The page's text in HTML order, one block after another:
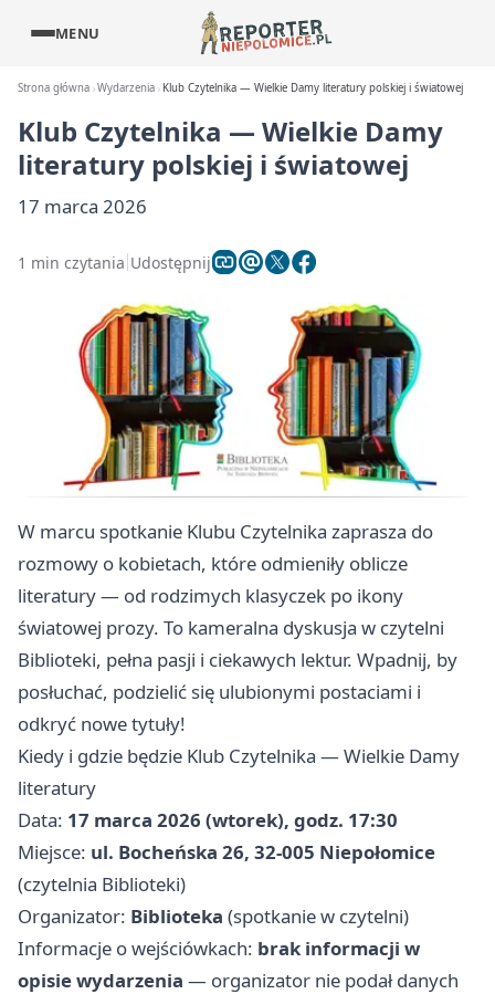
MENU
Strona główna Wydarzenia Klub Czytelnika — Wielkie Damy literatury polskiej i światowej
Klub Czytelnika — Wielkie Damy
literatury polskiej i światowej
17 marca 2026
1 min czytania Udostępnij
W marcu spotkanie Klubu Czytelnika zaprasza do
rozmowy o kobietach, które odmieniły oblicze
literatury — od rodzimych klasyczek po ikony
światowej prozy. To kameralna dyskusja w czytelni
Biblioteki, pełna pasji i ciekawych lektur. Wpadnij, by
posłuchać, podzielić się ulubionymi postaciami i
odkryć nowe tytuły!
Kiedy i gdzie będzie Klub Czytelnika — Wielkie Damy
literatury
Data: 17 marca 2026 (wtorek), godz. 17:30
Miejsce: ul. Bocheńska 26, 32-005 Niepołomice
(czytelnia Biblioteki)
Organizator: Biblioteka (spotkanie w czytelni)
Informacje o wejściówkach: brak informacji w
opisie wydarzenia — organizator nie podał danych